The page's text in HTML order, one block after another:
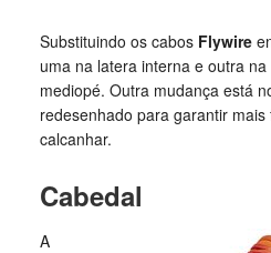
Substituindo os cabos Flywire
uma na latera interna e outra
mediopé. Outra mudança está
redesenhado para garantir
calcanhar.
Cabedal
A